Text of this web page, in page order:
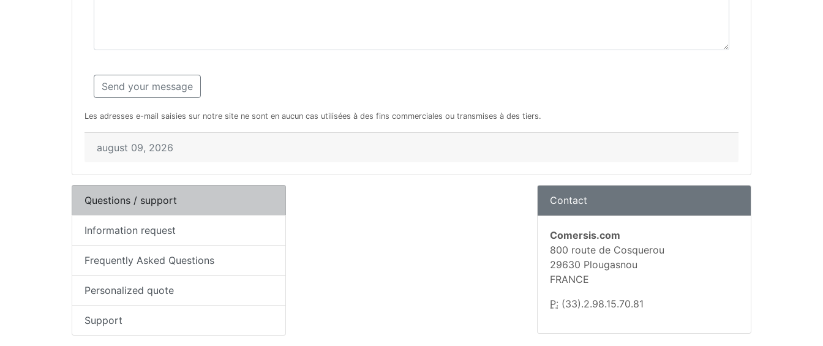
Les adresses e-mail saisies sur notre site ne sont en aucun cas utilisées à des fins commerciales ou transmises à des tiers.
august 09, 2026
Questions / support
Information request
Frequently Asked Questions
Personalized quote
Support
Contact
Comersis.com
800 route de Cosquerou
29630 Plougasnou
FRANCE
P: (33).2.98.15.70.81